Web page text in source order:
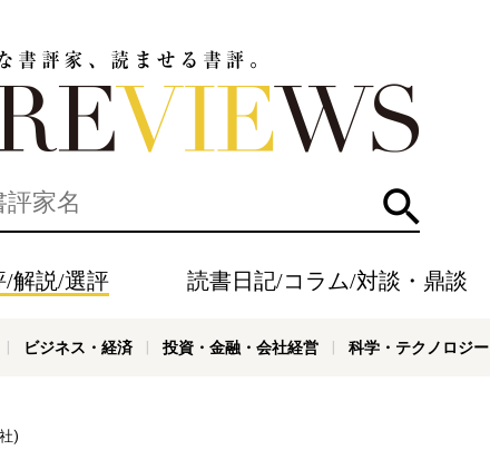
検索
/解説/選評 読書日記/コラム/対談・鼎談
ビジネス・経済 投資・金融・会社経営 科学・テクノロジー
)